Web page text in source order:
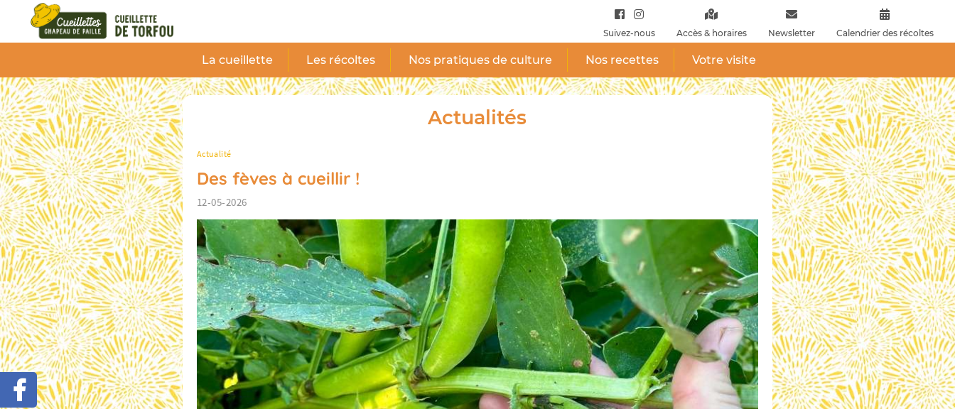
Suivez-nous Accès & horaires Newsletter Calendrier des récoltes
La cueillette Les récoltes Nos pratiques de culture Nos recettes Votre visite
Actualités
Actualité
Des fèves à cueillir !
12-05-2026
Panneau de gestion des cookies